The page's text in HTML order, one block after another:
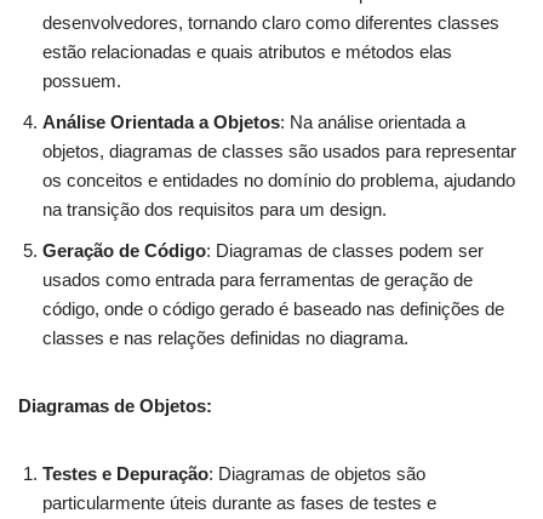
desenvolvedores, tornando claro como diferentes classes
estão relacionadas e quais atributos e métodos elas
possuem.
Análise Orientada a Objetos: Na análise orientada a
objetos, diagramas de classes são usados para representar
os conceitos e entidades no domínio do problema, ajudando
na transição dos requisitos para um design.
Geração de Código: Diagramas de classes podem ser
usados como entrada para ferramentas de geração de
código, onde o código gerado é baseado nas definições de
classes e nas relações definidas no diagrama.
Diagramas de Objetos:
Testes e Depuração: Diagramas de objetos são
particularmente úteis durante as fases de testes e